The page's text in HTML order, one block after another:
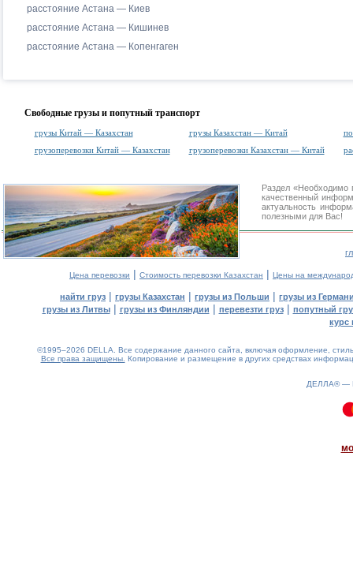
расстояние Астана — Киев
расстояние Астана — Кишинев
расстояние Астана — Копенгаген
Свободные грузы и попутный транспорт
грузы Китай — Казахстан грузы Казахстан — Китай
грузоперевозки Китай — Казахстан
грузоперевозки Казахстан — Китай
Раздел «Необходимо
качественный
актуальность
полезными для Вас!
Цена перевозки | Стоимость перевозки Казахстан | Цены на
найти груз | грузы Казахстан | грузы из Польши | грузы из
грузы из Литвы| грузы из Финляндии | перевезти груз| попутный
курс
©1995–2026 DELLA. Все содержание данного сайта, включая оформление,
Все права защищены. Копирование и размещение в других средствах
ДЕЛЛА® —